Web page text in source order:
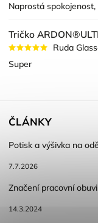
Naprostá
Tričko
Ruda
Super
ČLÁNKY
Potisk a výšivka na
7.7.2026
Značení pracovní
14.3.2024